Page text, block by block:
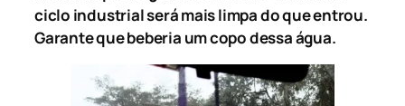
ciclo industrial será mais limpa do que entrou.
Garante que beberia um copo dessa água.